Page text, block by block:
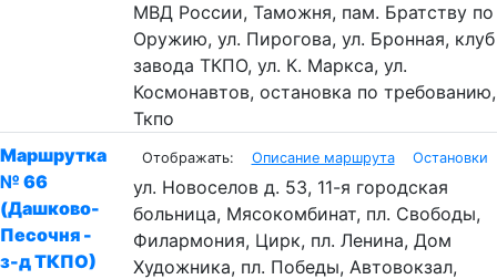
МВД России, Таможня, пам. Братству по
Оружию, ул. Пирогова, ул. Бронная, клуб
завода ТКПО, ул. К. Маркса, ул.
Космонавтов, остановка по требованию,
Ткпо
Маршрутка
№ 66
(Дашково-
Песочня -
з-д ТКПО)
Описание маршрута Остановки
ул. Новоселов д. 53, 11-я городская
больница, Мясокомбинат, пл. Свободы,
Филармония, Цирк, пл. Ленина, Дом
Художника, пл. Победы, Автовокзал,